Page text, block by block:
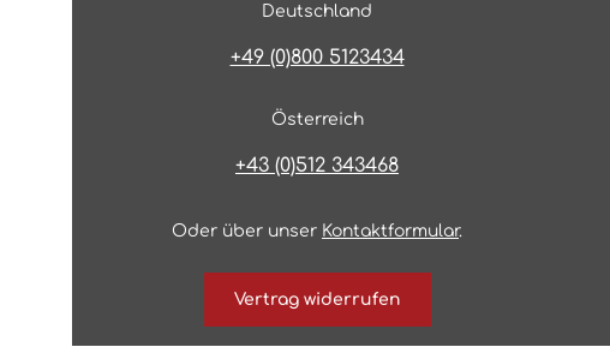
Deutschland
+49 (0)800 5123434
Österreich
+43 (0)512 343468
Oder über unser Kontaktformular.
Vertrag widerrufen